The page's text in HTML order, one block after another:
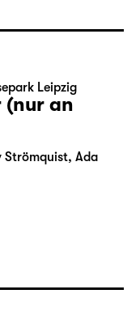
Leipzig
(nur an
Ada